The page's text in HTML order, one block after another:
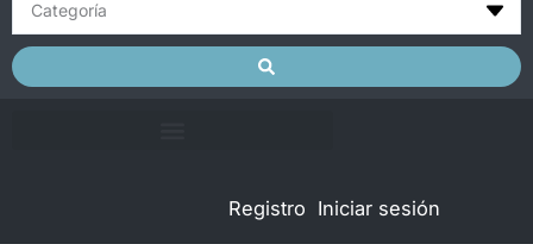
Registro Iniciar sesión